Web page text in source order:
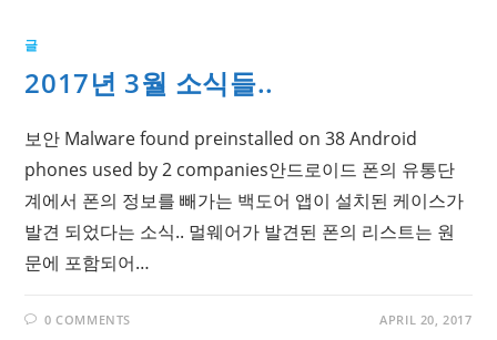
글
2017년 3월 소식들..
보안 Malware found preinstalled on 38 Android
phones used by 2 companies안드로이드 폰의 유통단
계에서 폰의 정보를 빼가는 백도어 앱이 설치된 케이스가
발견 되었다는 소식.. 멀웨어가 발견된 폰의 리스트는 원
문에 포함되어…
0 COMMENTS APRIL 20, 2017